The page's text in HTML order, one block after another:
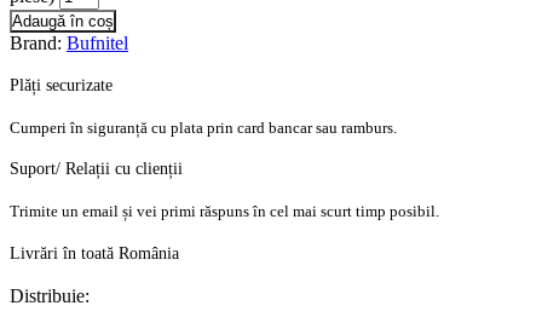
Adaugă în coș
Brand: Bufnitel
Plăți securizate
Cumperi în siguranță cu plata prin card bancar sau ramburs.
Suport/ Relații cu clienții
Trimite un email și vei primi răspuns în cel mai scurt timp posibil.
Livrări în toată România
Distribuie: